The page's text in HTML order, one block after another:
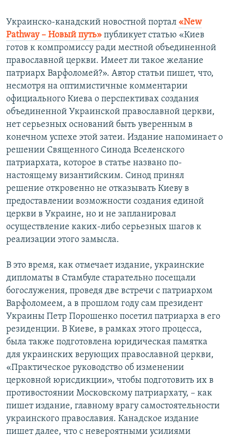
Украинско-канадский новостной портал «New
Pathway – Новый путь» публикует статью «Киев
готов к компромиссу ради местной объединенной
православной церкви. Имеет ли такое желание
патриарх Варфоломей?». Автор статьи пишет, что,
несмотря на оптимистичные комментарии
официального Киева о перспективах создания
объединенной Украинской православной церкви,
нет серьезных оснований быть уверенным в
конечном успехе этой затеи. Издание напоминает о
решении Священного Синода Вселенского
патриархата, которое в статье названо по-
настоящему византийским. Синод принял
решение откровенно не отказывать Киеву в
предоставлении возможности создания единой
церкви в Украине, но и не запланировал
осуществление каких-либо серьезных шагов к
реализации этого замысла.
В это время, как отмечает издание, украинские
дипломаты в Стамбуле старательно посещали
богослужения, проведя две встречи с патриархом
Варфоломеем, а в прошлом году сам президент
Украины Петр Порошенко посетил патриарха в его
резиденции. В Киеве, в рамках этого процесса,
была также подготовлена юридическая памятка
для украинских верующих православной церкви,
«Практическое руководство об изменении
церковной юрисдикции», чтобы подготовить их в
противостоянии Московскому патриархату, – как
пишет издание, главному врагу самостоятельности
украинского православия. Канадское издание
пишет далее, что с невероятными усилиями